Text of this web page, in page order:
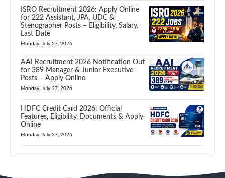
ISRO Recruitment 2026: Apply Online
for 222 Assistant, JPA, UDC &
Stenographer Posts – Eligibility, Salary,
Last Date
Monday, July 27, 2026
AAI Recruitment 2026 Notification Out
for 389 Manager & Junior Executive
Posts – Apply Online
Monday, July 27, 2026
HDFC Credit Card 2026: Official
Features, Eligibility, Documents & Apply
Online
Monday, July 27, 2026